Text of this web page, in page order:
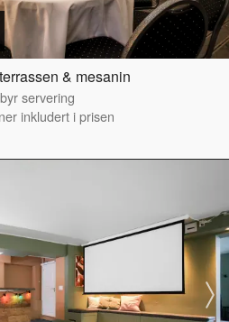
& mesanin
servering
inkludert i prisen